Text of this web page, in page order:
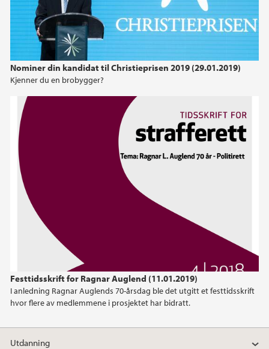
Nominer din kandidat til Christieprisen 2019 (29.01.2019)
Kjenner du en brobygger?
Festtidsskrift for Ragnar Auglend (11.01.2019)
I anledning Ragnar Auglends 70-årsdag ble det utgitt et festtidsskrift
hvor flere av medlemmene i prosjektet har bidratt.
2023
2020
2019
2018
2014
2013
Utdanning